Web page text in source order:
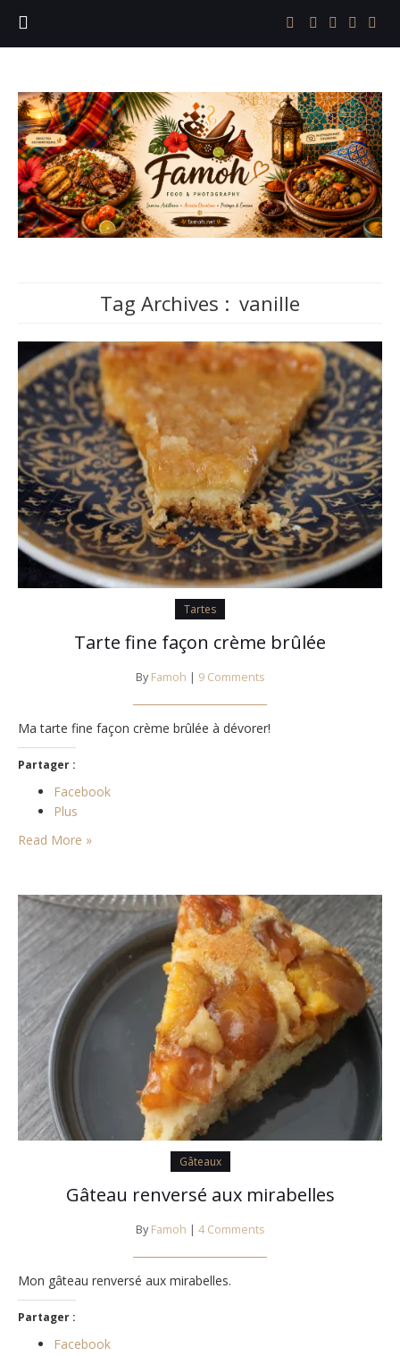
Tag Archives : vanille
Tartes
Tarte fine façon crème brûlée
By Famoh | 9 Comments
Ma tarte fine façon crème brûlée à dévorer!
Partager :
Facebook
Plus
Read More »
Gâteaux
Gâteau renversé aux mirabelles
By Famoh | 4 Comments
Mon gâteau renversé aux mirabelles.
Partager :
Facebook